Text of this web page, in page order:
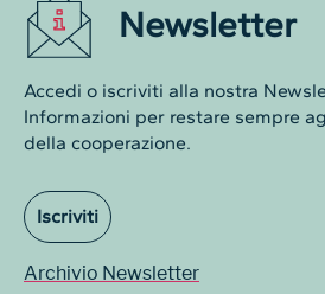
Newsletter
Accedi o iscriviti alla nostra
Informazioni per restare sempre
della cooperazione.
Iscriviti
Archivio Newsletter